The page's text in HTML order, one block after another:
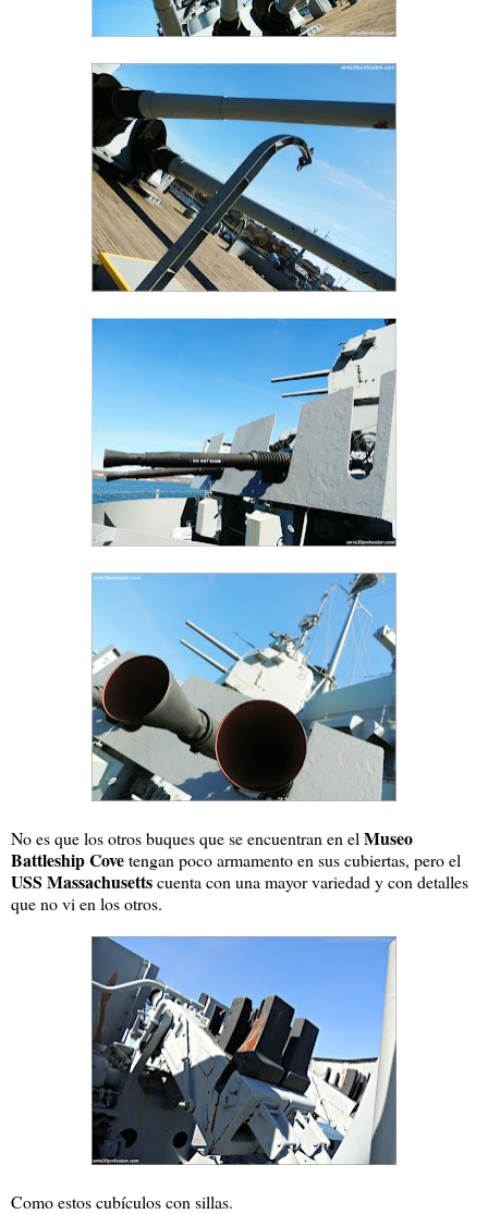
No es que los otros buques que se encuentran en el Museo
Battleship Covetengan poco armamento en sus cubiertas, pero el
USS Massachusettscuenta con una mayor variedad y con detalles
que no vi en los otros.
Como estos cubículos con sillas.